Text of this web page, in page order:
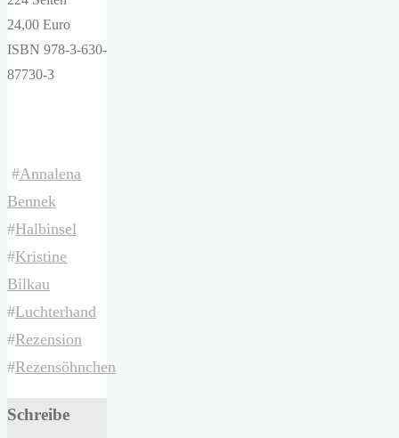
24,00 Euro
ISBN 978-3-630-
87730-3
#Annalena
Bennek
#Halbinsel
#Kristine
Bilkau
#Luchterhand
#Rezension
#Rezensöhnchen
Schreibe